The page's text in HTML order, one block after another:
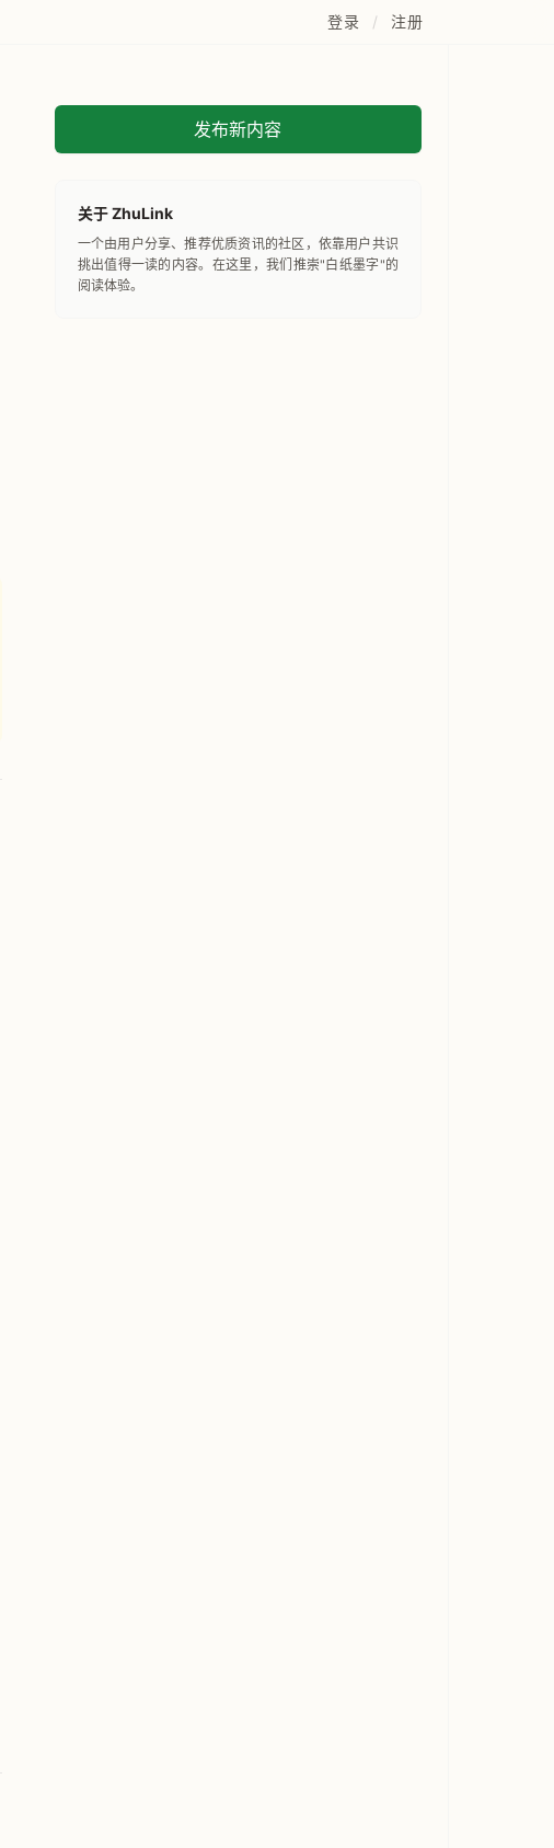
登录 / 注册
发布新内容
关于 ZhuLink
一个由用户分享、推荐优质资讯的社区，依靠用户共识
挑出值得一读的内容。在这里，我们推崇"白纸墨字"的
阅读体验。